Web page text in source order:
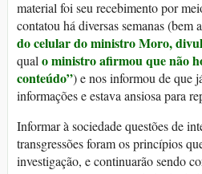
material foi seu recebimento por
contatou há diversas semanas (bem
do celular do ministro Moro,
qual o ministro afirmou que não
conteúdo”) e nos informou de que
informações e estava ansiosa para
Informar à sociedade questões de
transgressões foram os princípios
investigação, e continuarão sendo